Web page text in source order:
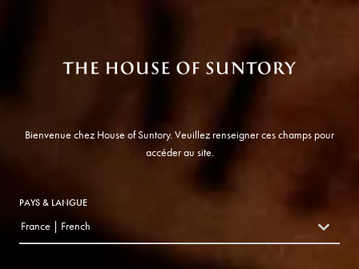
Bienvenue chez House of Suntory. Veuillez renseigner ces champs pour
accéder au site.
PAYS & LANGUE
countryDropdown
France | French